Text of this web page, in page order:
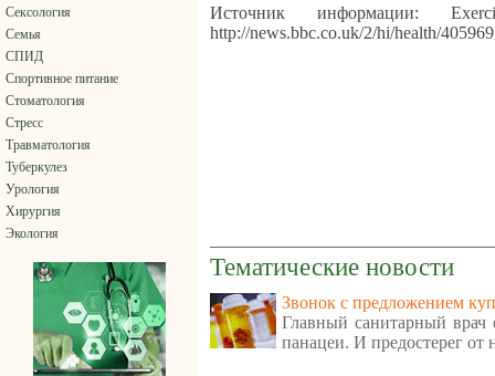
Сексология
Семья
СПИД
Спортивное питание
Стоматология
Стресс
Травматология
Туберкулез
Урология
Хирургия
Экология
Источник информации:
http://news.bbc.co.uk/2/hi/health/
Тематические новости
Звонок с предложением
Главный санитарный врач
панацеи. И предостерег